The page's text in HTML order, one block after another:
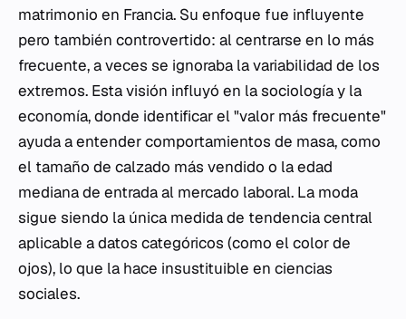
matrimonio en Francia. Su enfoque fue influyente
pero también controvertido: al centrarse en lo más
frecuente, a veces se ignoraba la variabilidad de los
extremos. Esta visión influyó en la sociología y la
economía, donde identificar el "valor más frecuente"
ayuda a entender comportamientos de masa, como
el tamaño de calzado más vendido o la edad
mediana de entrada al mercado laboral. La moda
sigue siendo la única medida de tendencia central
aplicable a datos categóricos (como el color de
ojos), lo que la hace insustituible en ciencias
sociales.